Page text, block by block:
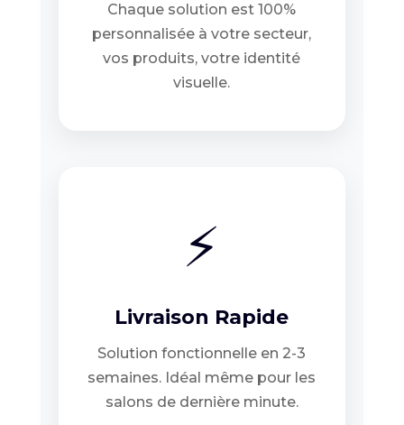
Chaque solution est 100%
personnalisée à votre secteur,
vos produits, votre identité
visuelle.
⚡
Livraison Rapide
Solution fonctionnelle en 2-3
semaines. Idéal même pour les
salons de dernière minute.